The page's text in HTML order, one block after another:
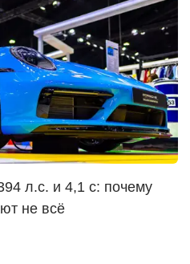
л.с. и 4,1 с: почему
не всё